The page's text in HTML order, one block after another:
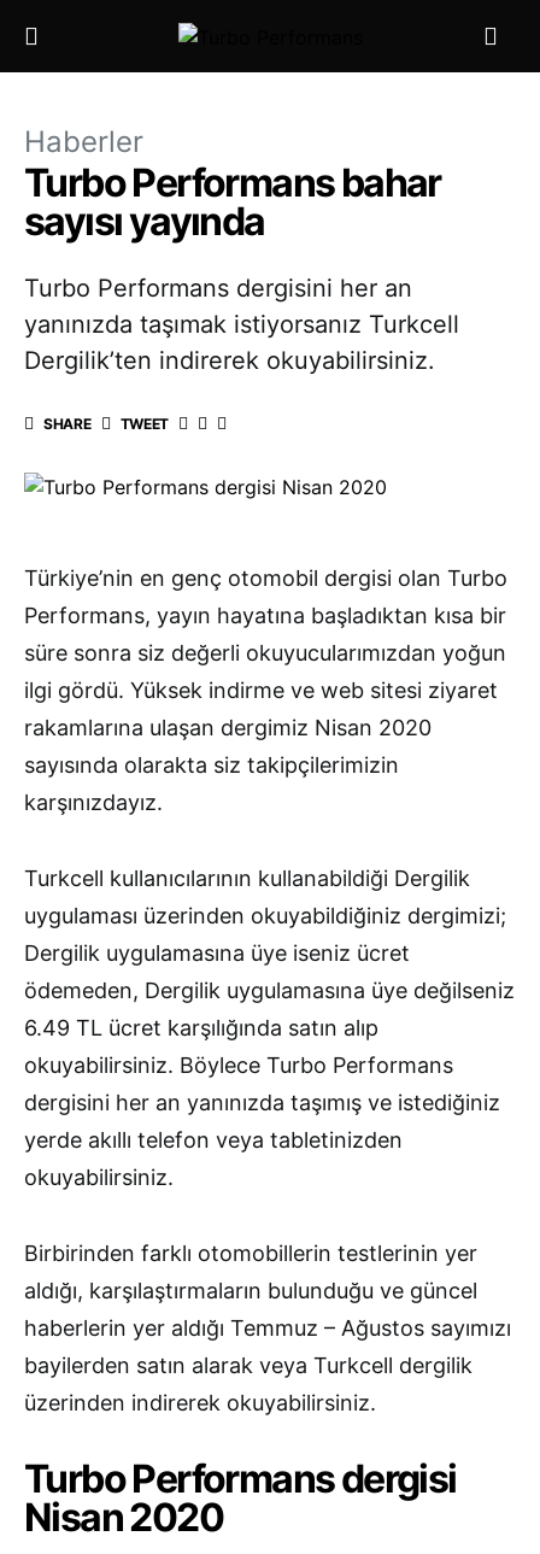
Haberler
Turbo Performans bahar
sayısı yayında
Turbo Performans dergisini her an
yanınızda taşımak istiyorsanız Turkcell
Dergilik’ten indirerek okuyabilirsiniz.
SHARE TWEET
Türkiye’nin en genç otomobil dergisi olan Turbo
Performans, yayın hayatına başladıktan kısa bir
süre sonra siz değerli okuyucularımızdan yoğun
ilgi gördü. Yüksek indirme ve web sitesi ziyaret
rakamlarına ulaşan dergimiz Nisan 2020
sayısında olarakta siz takipçilerimizin
karşınızdayız.
Turkcell kullanıcılarının kullanabildiği Dergilik
uygulaması üzerinden okuyabildiğiniz dergimizi;
Dergilik uygulamasına üye iseniz ücret
ödemeden, Dergilik uygulamasına üye değilseniz
6.49 TL ücret karşılığında satın alıp
okuyabilirsiniz. Böylece Turbo Performans
dergisini her an yanınızda taşımış ve istediğiniz
yerde akıllı telefon veya tabletinizden
okuyabilirsiniz.
Birbirinden farklı otomobillerin testlerinin yer
aldığı, karşılaştırmaların bulunduğu ve güncel
haberlerin yer aldığı Temmuz – Ağustos sayımızı
bayilerden satın alarak veya Turkcell dergilik
üzerinden indirerek okuyabilirsiniz.
Turbo Performans dergisi
Nisan 2020